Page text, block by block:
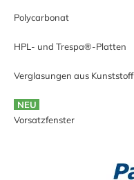
Polycarbonat
HPL- und Trespa®-Platten
Verglasungen aus Kunststoff
NEU
Vorsatzfenster